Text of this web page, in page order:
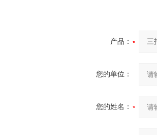
产品：
您的单位：
您的姓名：